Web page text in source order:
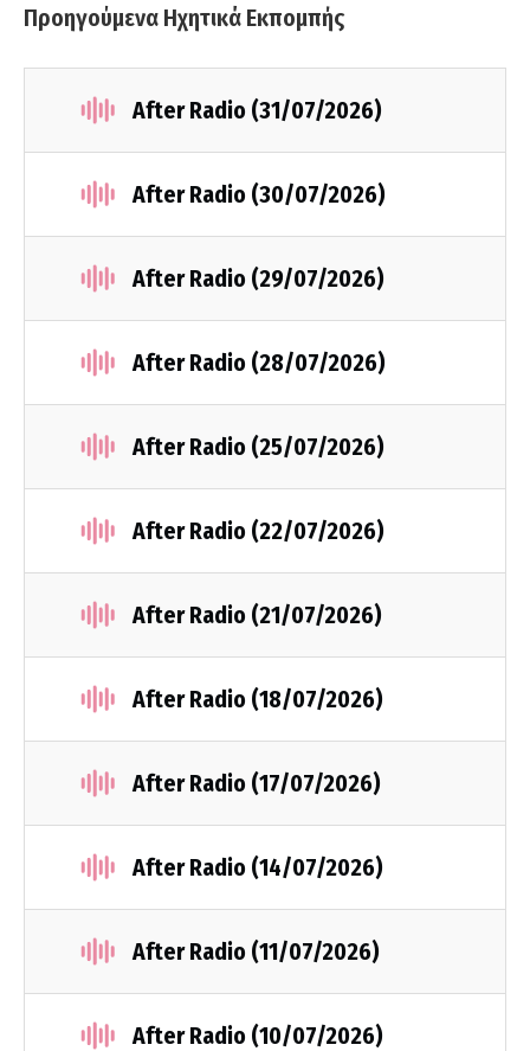
Προηγούμενα Ηχητικά Εκπομπής
After Radio (31/07/2026)
After Radio (30/07/2026)
After Radio (29/07/2026)
After Radio (28/07/2026)
After Radio (25/07/2026)
After Radio (22/07/2026)
After Radio (21/07/2026)
After Radio (18/07/2026)
After Radio (17/07/2026)
After Radio (14/07/2026)
After Radio (11/07/2026)
After Radio (10/07/2026)